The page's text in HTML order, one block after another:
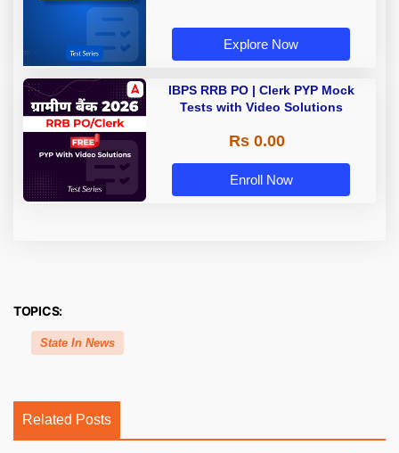
Explore Now
IBPS RRB PO | Clerk PYP Mock
Tests with Video Solutions
Rs 0.00
Enroll Now
TOPICS:
State In News
Related Posts